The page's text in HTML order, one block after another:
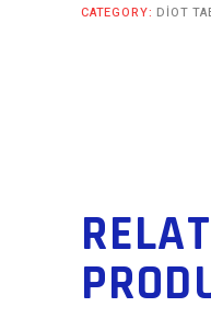
CATEGORY: DIOT